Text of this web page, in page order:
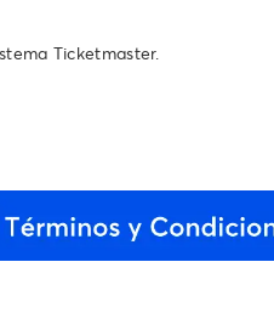
Ticketmaster.